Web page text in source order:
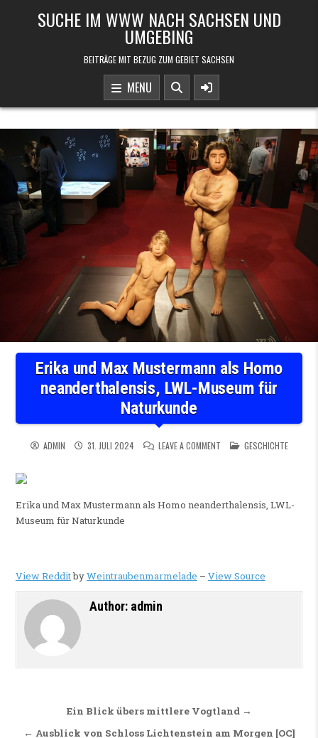
SUCHE IM WWW NACH SACHSEN UND
UMGEBING
BEITRÄGE MIT BEZUG ZUM GEBIET SACHSEN
MENU
Erika und Max Mustermann als Homo
neanderthalensis, LWL-Museum für
Naturkunde
ADMIN 31. JULI 2024 LEAVE A COMMENTON ERIKA UND MAX
POSTED IN
GESCHICHTE
Erika und Max Mustermann als Homo neanderthalensis, LWL-
Museum für Naturkunde
View RedditbyWeintraubenmarmelade – View Source
Author: admin
Beitragsnavigation
Ein Blick übers mittlere Vogtland →
← Ausblick von Schloss Lichtenstein am Morgen [OC]